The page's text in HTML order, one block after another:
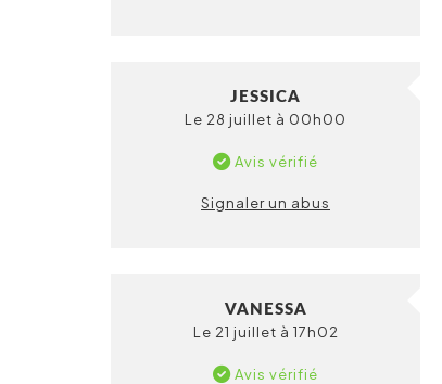
JESSICA
Le 28 juillet à 00h00
Avis vérifié
Signaler un abus
VANESSA
Le 21 juillet à 17h02
Avis vérifié